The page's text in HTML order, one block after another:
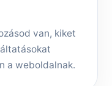
van, kiket
a weboldalnak.